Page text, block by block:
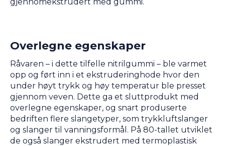
Overlegne egenskaper
Råvaren – i dette tilfelle nitrilgummi – ble varmet
opp og ført inn i et ekstruderinghode hvor den
under høyt trykk og høy temperatur ble presset
gjennom veven. Dette ga et sluttprodukt med
overlegne egenskaper, og snart produserte
bedriften flere slangetyper, som trykkluftslanger
og slanger til vanningsformål. På 80-tallet utviklet
de også slanger ekstrudert med termoplastisk